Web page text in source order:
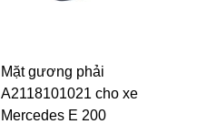
Mặt gương phải
A2118101021 cho xe
Mercedes E 200